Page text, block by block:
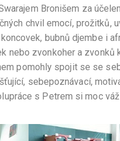
Bronišem za
chvil emocí, prožitků,
bubnů djembe i
nebo zvonkoher a zvonků
pomohly spojit se se
sebepoznávací,
s Petrem si moc